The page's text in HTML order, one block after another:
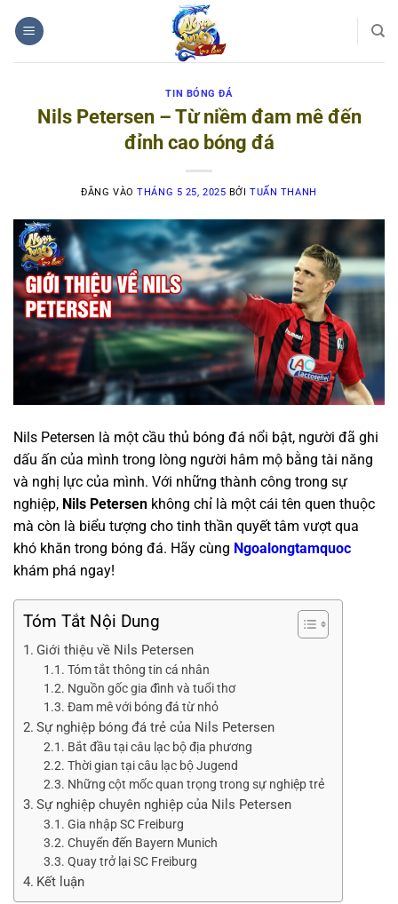
qua
TIN BÓNG ĐÁ
Nils Petersen – Từ niềm đam mê đến
đỉnh cao bóng đá
ĐĂNG VÀOTHÁNG 5 25, 2025 BỞITUẤN THANH
Nils Petersen là một cầu thủ bóng đá nổi bật, người đã ghi
dấu ấn của mình trong lòng người hâm mộ bằng tài năng
và nghị lực của mình. Với những thành công trong sự
nghiệp, Nils Petersen không chỉ là một cái tên quen thuộc
mà còn là biểu tượng cho tinh thần quyết tâm vượt qua
khó khăn trong bóng đá. Hãy cùng Ngoalongtamquoc
khám phá ngay!
Tóm Tắt Nội Dung
Giới thiệu về Nils Petersen
Tóm tắt thông tin cá nhân
Nguồn gốc gia đình và tuổi thơ
Đam mê với bóng đá từ nhỏ
Sự nghiệp bóng đá trẻ của Nils Petersen
Bắt đầu tại câu lạc bộ địa phương
Thời gian tại câu lạc bộ Jugend
Những cột mốc quan trọng trong sự nghiệp trẻ
Sự nghiệp chuyên nghiệp của Nils Petersen
Gia nhập SC Freiburg
Chuyển đến Bayern Munich
Quay trở lại SC Freiburg
Kết luận